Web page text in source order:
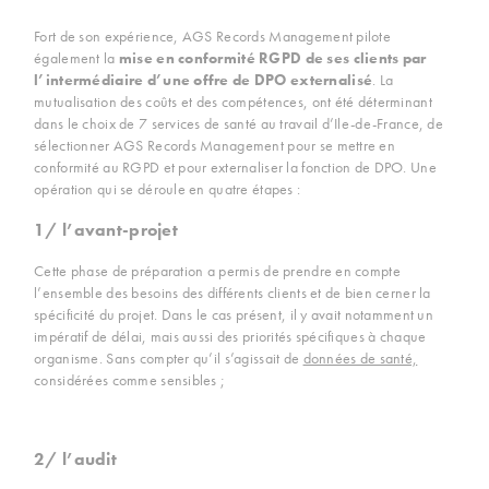
Fort de son expérience, AGS Records Management pilote
également la mise en conformité RGPD de ses clients par
l’intermédiaire d’une offre de DPO externalisé. La
mutualisation des coûts et des compétences, ont été déterminant
dans le choix de 7 services de santé au travail d’Ile-de-France, de
sélectionner AGS Records Management pour se mettre en
conformité au RGPD et pour externaliser la fonction de DPO. Une
opération qui se déroule en quatre étapes :
1/ l’avant-projet
Cette phase de préparation a permis de prendre en compte
l’ensemble des besoins des différents clients et de bien cerner la
spécificité du projet. Dans le cas présent, il y avait notamment un
impératif de délai, mais aussi des priorités spécifiques à chaque
organisme. Sans compter qu’il s’agissait de données de santé,
considérées comme sensibles ;
2/ l’audit